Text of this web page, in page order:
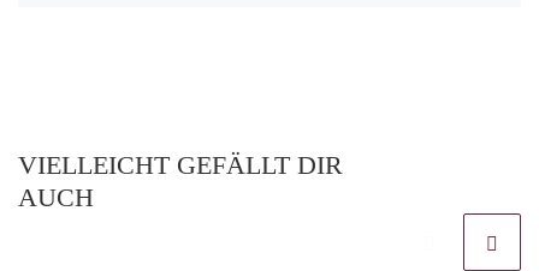
VIELLEICHT GEFÄLLT DIR
AUCH